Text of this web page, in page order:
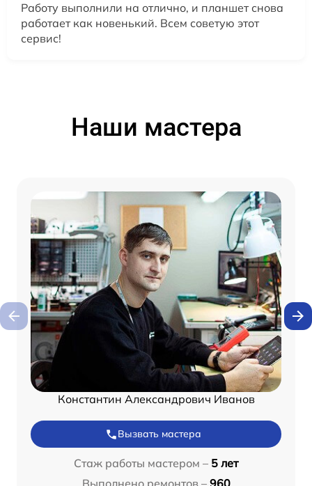
Работу выполнили на отлично, и планшет снова
работает как новенький. Всем советую этот
сервис!
Наши мастера
Константин Александрович Иванов
Вызвать мастера
Стаж работы мастером – 5 лет